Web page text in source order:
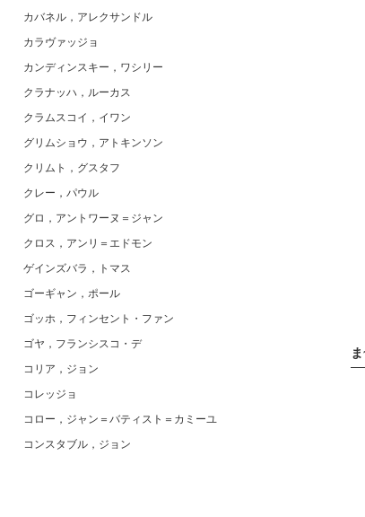
カバネル，アレクサンドル
カラヴァッジョ
カンディンスキー，ワシリー
クラナッハ，ルーカス
クラムスコイ，イワン
グリムショウ，アトキンソン
クリムト，グスタフ
クレー，パウル
グロ，アントワーヌ＝ジャン
クロス，アンリ＝エドモン
ゲインズバラ，トマス
ゴーギャン，ポール
ゴッホ，フィンセント・ファン
ゴヤ，フランシスコ・デ
コリア，ジョン
コレッジョ
コロー，ジャン＝バティスト＝カミーユ
コンスタブル，ジョン